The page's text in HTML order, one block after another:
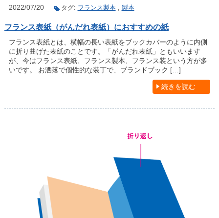
2022/07/20 タグ: フランス製本, 製本
フランス表紙（がんだれ表紙）におすすめの紙
フランス表紙とは、横幅の長い表紙をブックカバーのように内側
に折り曲げた表紙のことです。「がんだれ表紙」ともいいます
が、今はフランス表紙、フランス製本、フランス装という方が多
いです。 お洒落で個性的な装丁で、ブランドブック […]
続きを読む